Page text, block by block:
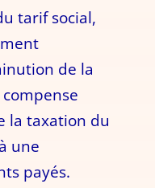
tarif social,
de la
la taxation du
une
payés.